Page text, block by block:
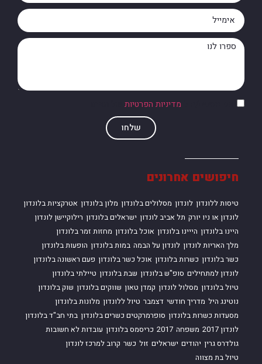
חיפושים אחרונים
טיסות ללונדון לונדון מסלולים בלונדון מלון בלונדון אטרקציות בלונדון
לונדון או ניו יורק תל אביב לונדון ישראלים בלונדון רילוקיישן לונדון
היינו בלונדון הייינו בלונדון אוכל בלונדון מחזות זמר בלונדון
מלך האריות לונדון לונדון על הבמה במות בלונדון הופעות בלונדון
כשר בלונדון כשרות בלונדון אוכל כשר בלונדון פעם ראשונה בלונדון
לונדון למתחילים סופ"ש בלונדון שבת בלונדון טיילתי בלונדון
טיול בלונדון מסלול לונדון קמדן טאון שווקים בלונדון שוק בלונדון
נוטינג היל מדריך חודשי דצמבר טיול ללונדון מלונות בלונדון
מסעדות כשרות בלונדון סופרמרקטים כשרים בלונדון בתי חב"ד בלונדון
לונדון 2017
משפחה 2017 כריסמס בלונדון עובדות לא חשובות
גולדרס גרין יהודים ישראלים זול כשר קרוב למרכז לונדון
טיול בת מצווה
מדיניות הפרטיות
שלחו